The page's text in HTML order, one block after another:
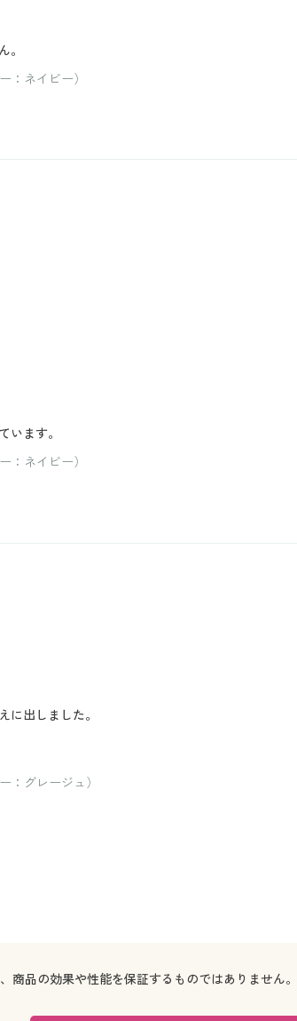
。
：ネイビー）
ます。
：ネイビー）
出しました。
：グレージュ）
品の効果や性能を保証するものではありません。